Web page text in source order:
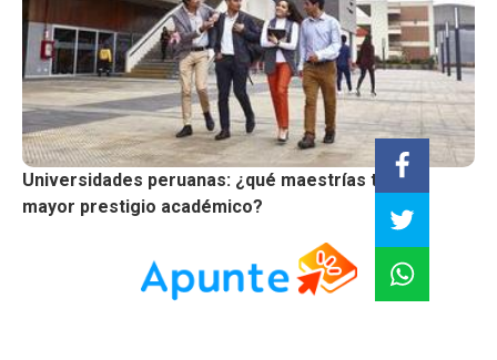
Universidades peruanas: ¿qué maestrías tienen
mayor prestigio académico?